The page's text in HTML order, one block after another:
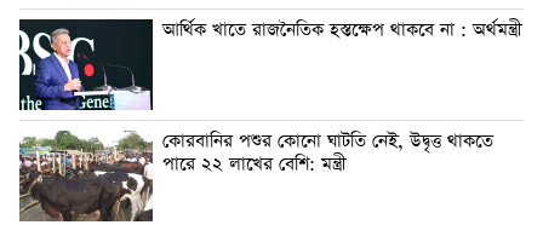
আর্থিক খাতে রাজনৈতিক হস্তক্ষেপ থাকবে না : অর্থমন্ত্রী
কোরবানির পশুর কোনো ঘাটতি নেই, উদ্বৃত্ত থাকতে
পারে ২২ লাখের বেশি: মন্ত্রী